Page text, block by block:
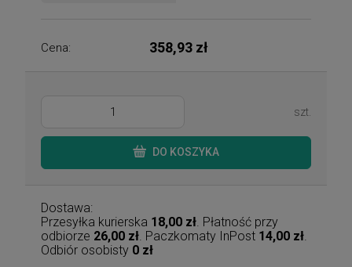
Cena: 358,93 zł
szt.
DO KOSZYKA
Dostawa:
Przesyłka kurierska 18,00 zł . Płatność przy
odbiorze 26,00 zł . Paczkomaty InPost 14,00 zł
Odbiór osobisty 0 zł